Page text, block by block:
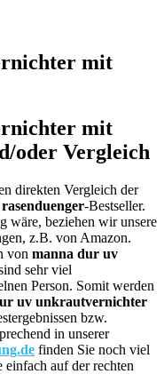
mit
mit
oder Vergleich
direkten Vergleich der
-Bestseller.
wäre, beziehen wir unsere
z.B. von Amazon.
von manna dur uv
sehr viel
Person. Somit werden
uv unkrautvernichter
bzw.
in unserer
finden Sie noch viel
auf der rechten